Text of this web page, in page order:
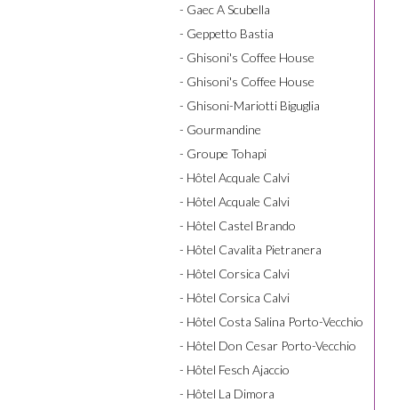
- Gaec A Scubella
- Geppetto Bastia
- Ghisoni's Coffee House
- Ghisoni's Coffee House
- Ghisoni-Mariotti Biguglia
- Gourmandine
- Groupe Tohapi
- Hôtel Acquale Calvi
- Hôtel Acquale Calvi
- Hôtel Castel Brando
- Hôtel Cavalita Pietranera
- Hôtel Corsica Calvi
- Hôtel Corsica Calvi
- Hôtel Costa Salina Porto-Vecchio
- Hôtel Don Cesar Porto-Vecchio
- Hôtel Fesch Ajaccio
- Hôtel La Dimora